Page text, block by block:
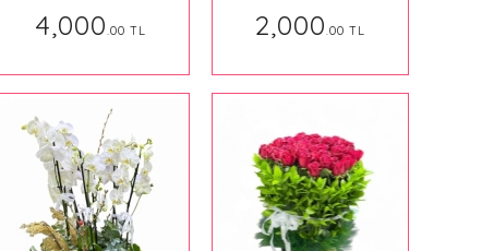
4,000.00 TL 2,000.00 TL